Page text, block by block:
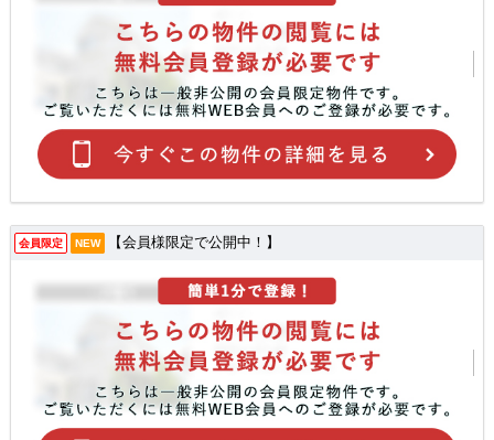
会員限定 NEW 【会員様限定で公開中！】